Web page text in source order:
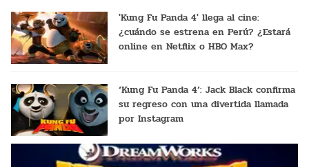
'Kung Fu Panda 4' llega al cine:
¿cuándo se estrena en Perú? ¿Estará
online en Netflix o HBO Max?
‘Kung Fu Panda 4’: Jack Black confirma
su regreso con una divertida llamada
por Instagram